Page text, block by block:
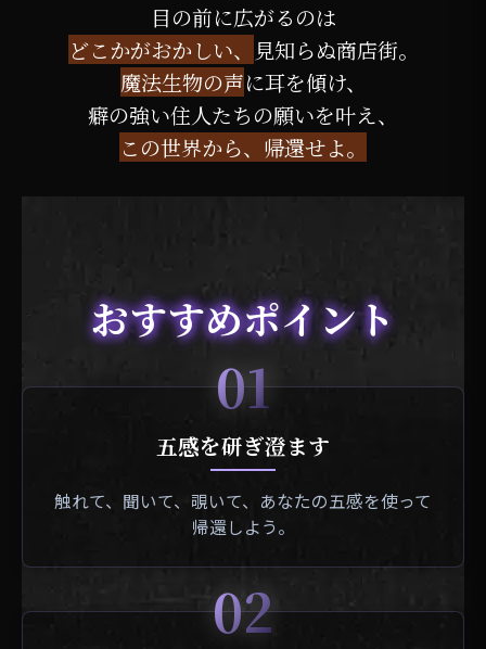
目の前に広がるのは
どこかがおかしい、
見知らぬ商店街。
魔法生物の声に耳を傾け、
癖の強い住人たちの願いを叶え、
この世界から、帰還せよ。
おすすめポイント
01
五感を研ぎ澄ます
触れて、聞いて、覗いて、あなたの五感を使って
帰還しよう。
02